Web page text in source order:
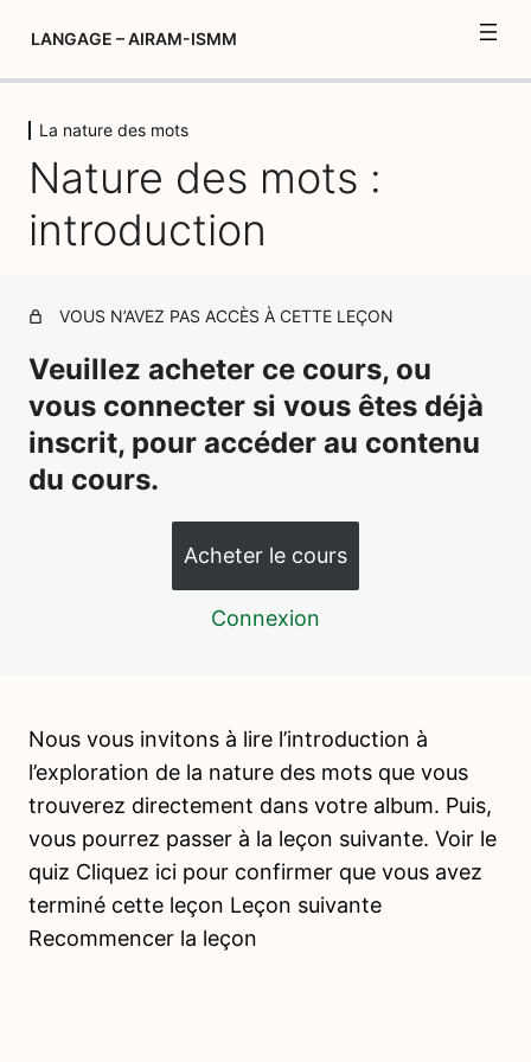
LANGAGE – AIRAM-ISMM
Introduction
3 leçons, 2 quiz
L’enrichissement du vocabulaire et
expression de soi
16 leçons, 8 quiz
La nature des mots
Début du palier 3
Nature des mots : introduction
La conjonction
La préposition
Le verbe
L’adverbe
Le jeu de l’adverbe logique
La nature des mots
Nature des mots :
introduction
VOUS N’AVEZ PAS ACCÈS À CETTE LEÇON
Veuillez acheter ce cours, ou
vous connecter si vous êtes déjà
inscrit, pour accéder au contenu
du cours.
Acheter le cours
Connexion
Nous vous invitons à lire l’introduction à
l’exploration de la nature des mots que vous
trouverez directement dans votre album. Puis,
vous pourrez passer à la leçon suivante. Voir le
quiz Cliquez ici pour confirmer que vous avez
terminé cette leçon Leçon suivante
Recommencer la leçon